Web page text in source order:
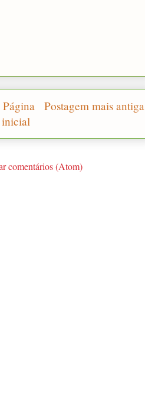
Postagem mais antiga
Página
inicial
comentários (Atom)